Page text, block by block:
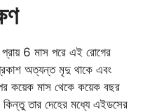
6 মাস পরে এই রোগের
অত্যন্ত মৃদু থাকে এবং
কয়েক মাস থেকে কয়েক বছর
কিন্তু তার দেহের মধ্যে এইডসের